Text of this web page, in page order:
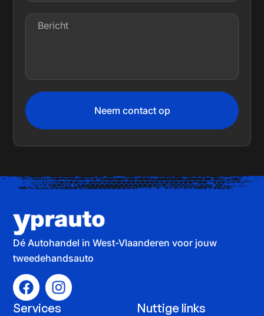
Neem contact op
Dé Autohandel in West-Vlaanderen voor jouw
tweedehandsauto
Services Nuttige links